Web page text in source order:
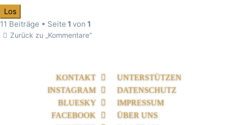
11 Beiträge • Seite 1 von 1
Zurück zu „Kommentare“
KONTAKT
INSTAGRAM
BLUESKY
FACEBOOK
UNTERSTÜTZEN
DATENSCHUTZ
IMPRESSUM
ÜBER UNS